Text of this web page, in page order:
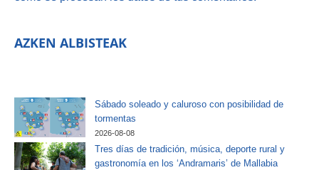
AZKEN ALBISTEAK
Sábado soleado y caluroso con posibilidad de
tormentas
2026-08-08
Tres días de tradición, música, deporte rural y
gastronomía en los ‘Andramaris’ de Mallabia